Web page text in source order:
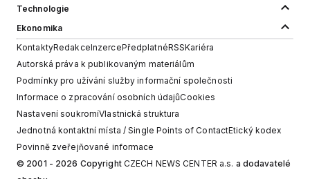
Technologie
Ekonomika
KontaktyRedakceInzercePředplatnéRSSKariéra
Autorská práva k publikovaným materiálům
Podmínky pro užívání služby informační společnosti
Informace o zpracování osobních údajůCookies
Nastavení soukromíVlastnická struktura
Jednotná kontaktní místa / Single Points of ContactEtický kodex
Povinně zveřejňované informace
© 2001 - 2026 Copyright CZECH NEWS CENTER a.s. a dodavatelé